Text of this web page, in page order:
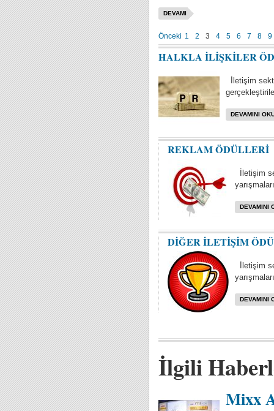
DEVAMI
Önceki 1 2 3 4 5 6 7 8 9
HALKLA İLİŞKİLER
İletişim
DEVAMINI
REKLAM ÖDÜLLERİ
İletişim
DEVAMINI
DİĞER İLETİŞİM
İletişim
DEVAMINI
İlgili
Mixx